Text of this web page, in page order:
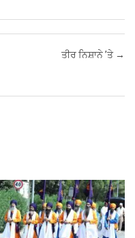
ke ail ar
e
ਤੀਰ ਨਿਸ਼ਾਨੇ ’ਤੇ →